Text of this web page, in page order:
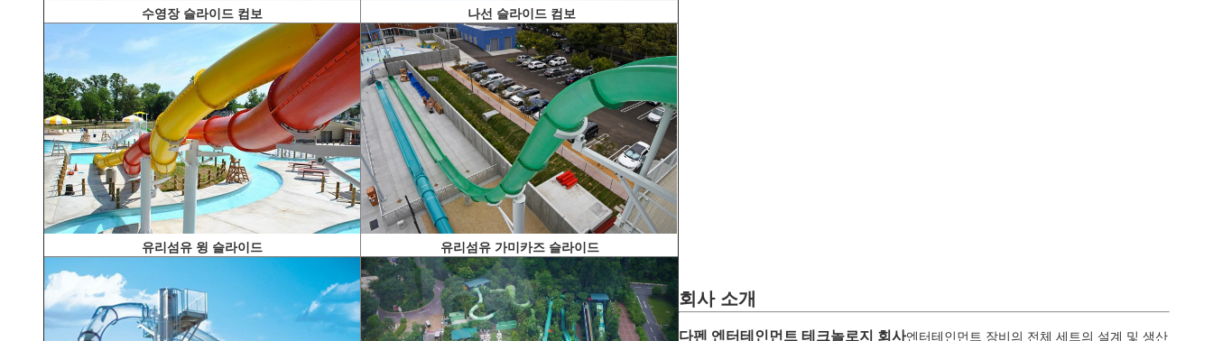
수영장 슬라이드 컴보 나선 슬라이드 컴보
유리섬유 윙 슬라이드 유리섬유 가미카즈 슬라이드
회사 소개
다펜 엔터테인먼트 테크놀로지 회사엔터테인먼트 장비의 전체 세트의 설계 및 생산